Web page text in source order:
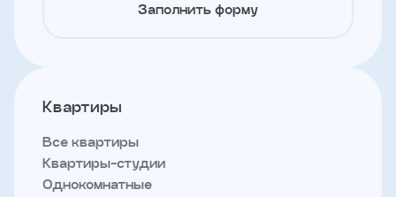
Заполнить форму
Квартиры
Все квартиры
Квартиры-студии
Однокомнатные